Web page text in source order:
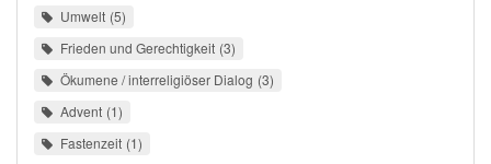
Umwelt 5
Frieden und Gerechtigkeit 3
Ökumene / interreligiöser Dialog 3
Advent 1
Fastenzeit 1